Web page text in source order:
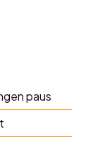
paus